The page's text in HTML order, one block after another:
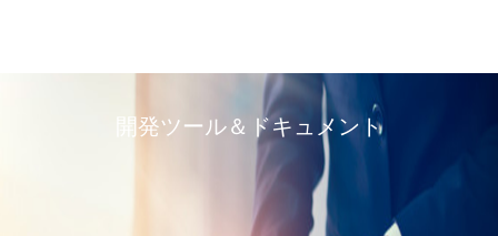
開発ツール＆ドキュメント